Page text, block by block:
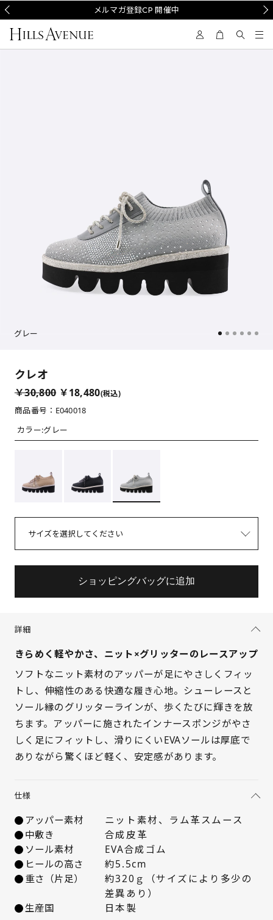
メルマガ登録CP 開催中
グレー
クレオ
￥30,800 ￥18,480(税込)
商品番号：E040018
カラー:グレー
サイズを選択してください
サイズを選択してください
21.5cm × 在庫なし
22.5cm × 在庫なし
23cm × 在庫なし
23.5cm × 在庫なし
24cm × 在庫なし
ショッピングバッグに追加
詳細
きらめく軽やかさ、ニット×グリッターのレースアップ
ソフトなニット素材のアッパーが足にやさしくフィッ
トし、伸縮性のある快適な履き心地。シューレースと
ソール縁のグリッターラインが、歩くたびに輝きを放
ちます。アッパーに施されたインナースポンジがやさ
しく足にフィットし、滑りにくいEVAソールは厚底で
ありながら驚くほど軽く、安定感があります。
仕様
アッパー素材
ニット素材、ラム革スムース
中敷き
合成皮革
ソール素材
EVA合成ゴム
ヒールの高さ
約5.5cm
重さ（片足）
約320ｇ（サイズにより多少の
差異あり）
生産国
日本製